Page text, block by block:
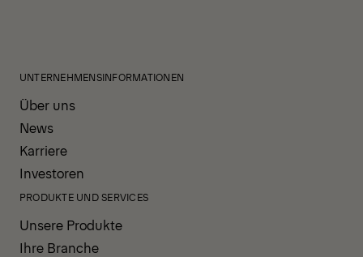
UNTERNEHMENSINFORMATIONEN
Über uns
News
Karriere
Investoren
PRODUKTE UND SERVICES
Unsere Produkte
Ihre Branche